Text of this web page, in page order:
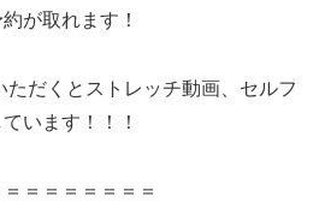
約が取れます！
ただくとストレッチ動画、セルフ
います！！！
＝＝＝＝＝＝＝